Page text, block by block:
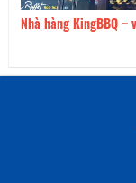
Nhà hàng KingBBQ –